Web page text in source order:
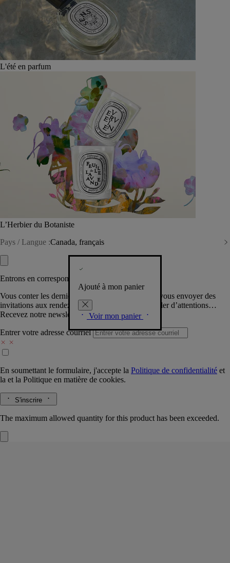
L'été en parfum
L’Herbier du Botaniste
Pays / Langue :Canada, français
Ajouté à mon panier
Voir mon panier
Entrons en correspondance​
Vous conter les dernières créations de la Maison, vous envoyer des
invitations aux rendez-vous Diptyque, vous combler d’attentions…
Recevez notre newsletter.
Entrer votre adresse courriel
En soumettant le formulaire, j'accepte la Politique de confidentialité et
la et la Politique en matière de cookies.
S'inscrire
The maximum allowed quantity for this product has been exceeded.